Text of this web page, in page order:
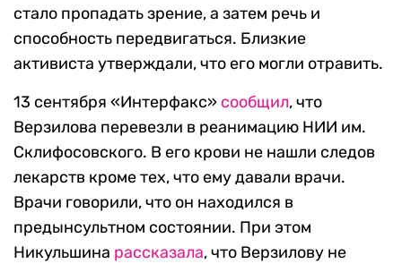
стало пропадать зрение, а затем речь и
способность передвигаться. Близкие
активиста утверждали, что его могли отравить.
13 сентября «Интерфакс» сообщил, что
Верзилова перевезли в реанимацию НИИ им.
Склифосовского. В его крови не нашли следов
лекарств кроме тех, что ему давали врачи.
Врачи говорили, что он находился в
предынсультном состоянии. При этом
Никульшина рассказала, что Верзилову не